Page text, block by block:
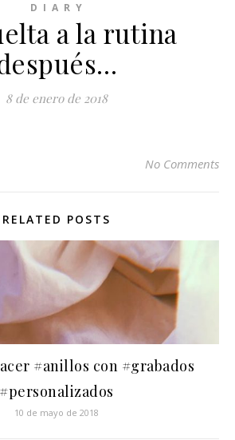
D I A R Y
a la rutina
8 de enero de 2018
No Comments
RELATED POSTS
#anillos con #grabados
#personalizados
10 de mayo de 2018